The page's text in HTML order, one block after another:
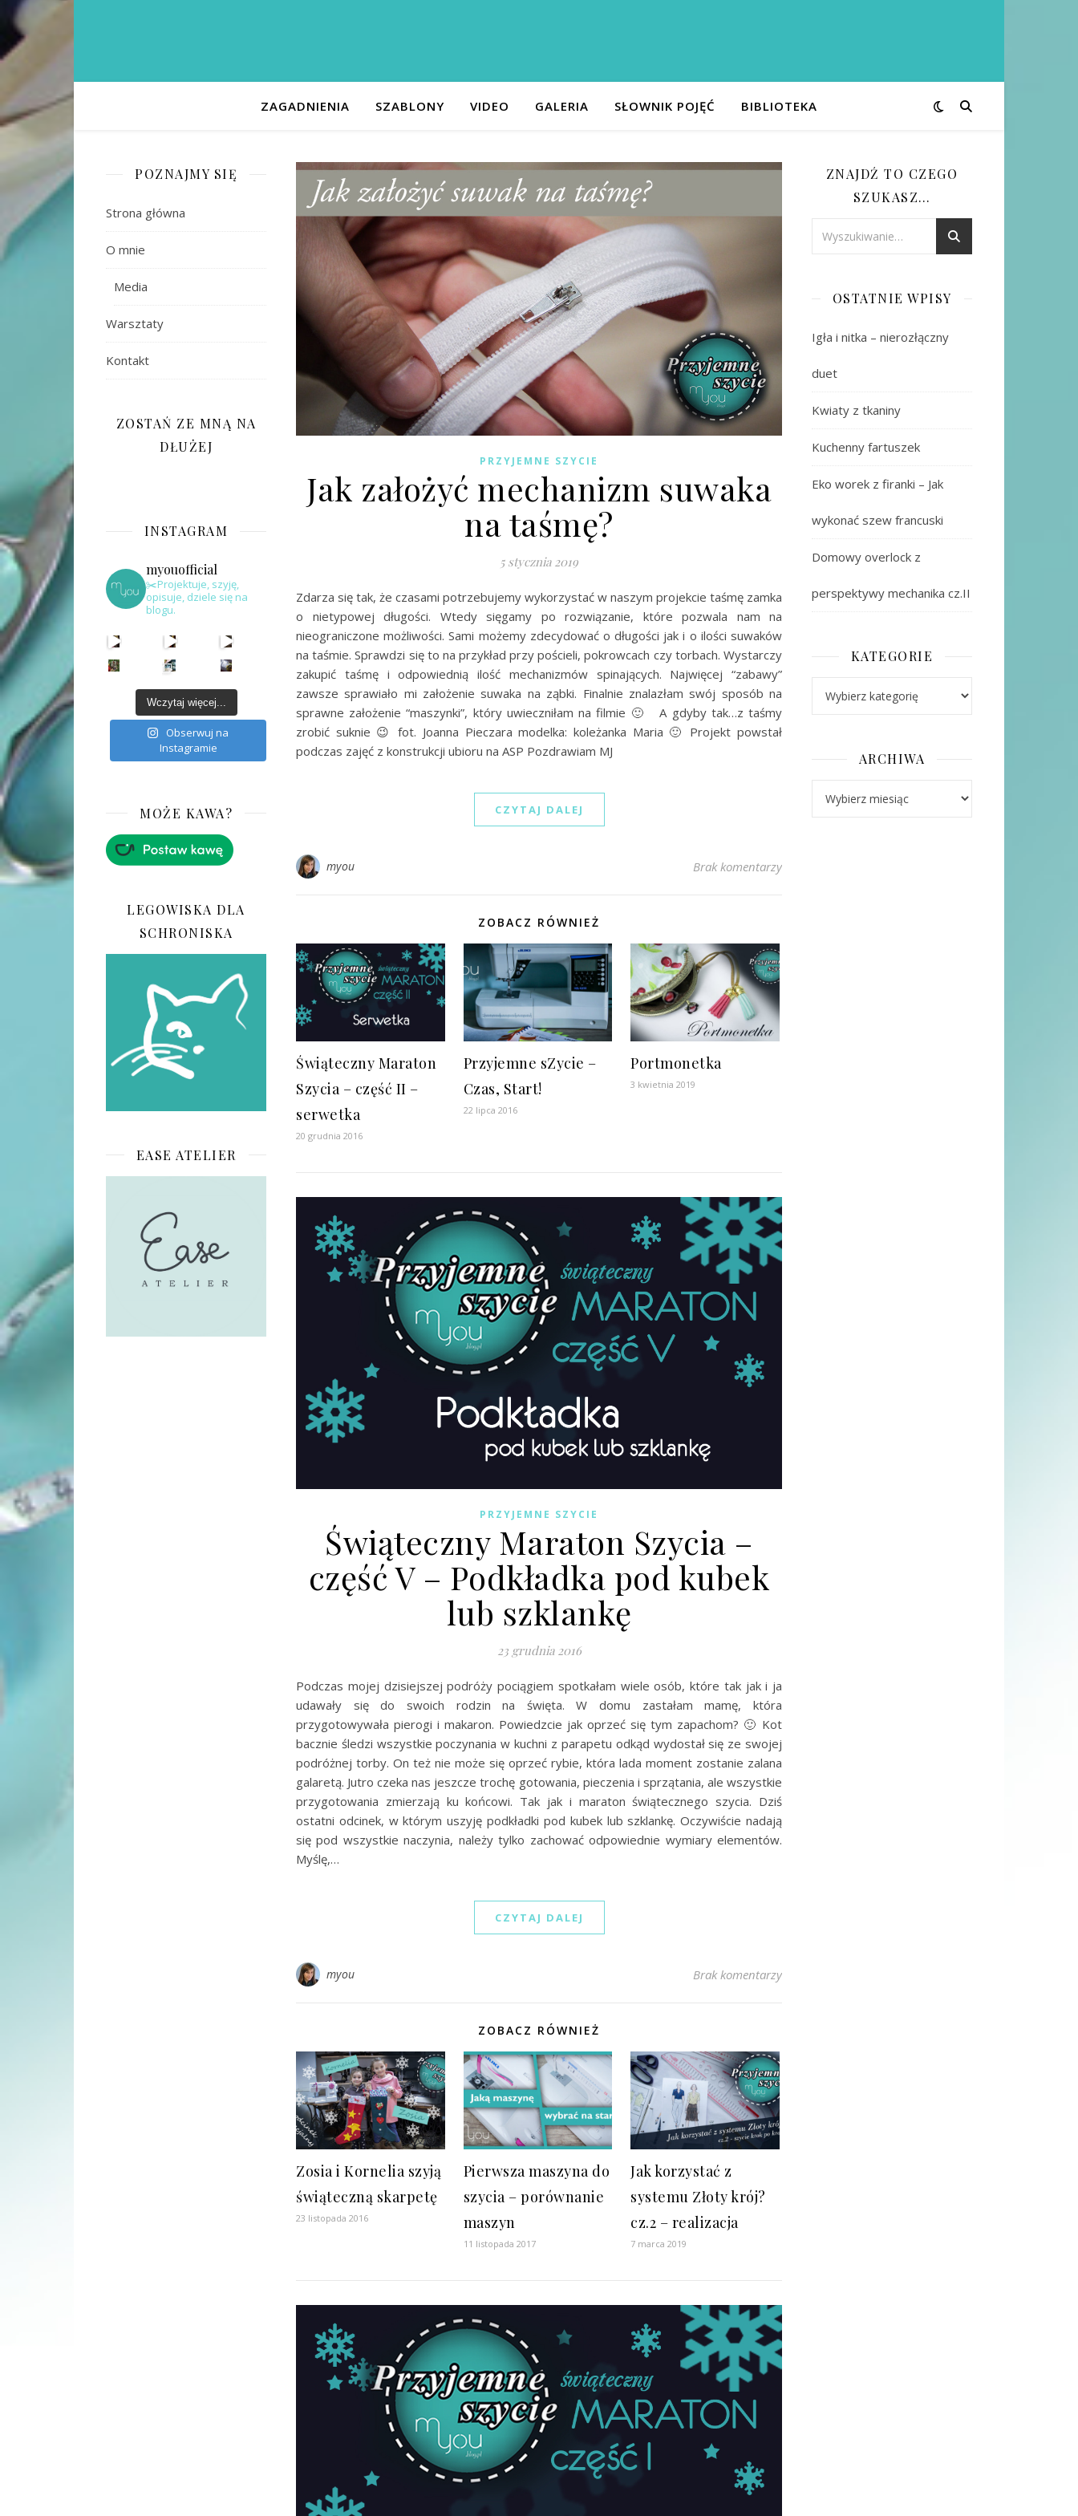
ZAGADNIENIA SZABLONY VIDEO GALERIA SŁOWNIK POJĘĆ BIBLIOTEKA
POZNAJMY SIĘ
Strona główna
O mnie
Media
Warsztaty
Kontakt
ZOSTAŃ ZE MNĄ NA
DŁUŻEJ
INSTAGRAM
myouofficial
✂️Projektuje, szyję,
opisuje, dziele się na
blogu.
Wczytaj więcej...
Obserwuj na
Instagramie
MOŻE KAWA?
LEGOWISKA DLA
SCHRONISKA
EASE ATELIER
PRZYJEMNE SZYCIE
Jak założyć mechanizm suwaka
na taśmę?
5 stycznia 2019
Zdarza się tak, że czasami potrzebujemy wykorzystać w naszym projekcie taśmę zamka
o nietypowej długości. Wtedy sięgamy po rozwiązanie, które pozwala nam na
nieograniczone możliwości. Sami możemy zdecydować o długości jak i o ilości suwaków
na taśmie. Sprawdzi się to na przykład przy pościeli, pokrowcach czy torbach. Wystarczy
zakupić taśmę i odpowiednią ilość mechanizmów spinających. Najwięcej “zabawy”
zawsze sprawiało mi założenie suwaka na ząbki. Finalnie znalazłam swój sposób na
sprawne założenie “maszynki”, który uwieczniłam na filmie 🙂 A gdyby tak…z taśmy
zrobić suknie 😉 fot. Joanna Pieczara modelka: koleżanka Maria 🙂 Projekt powstał
podczas zajęć z konstrukcji ubioru na ASP Pozdrawiam MJ
CZYTAJ DALEJ
myou Brak komentarzy
ZOBACZ RÓWNIEŻ
Świąteczny Maraton
Szycia – część II –
serwetka
20 grudnia 2016
Przyjemne sZycie –
Czas, Start!
22 lipca 2016
Portmonetka
3 kwietnia 2019
PRZYJEMNE SZYCIE
Świąteczny Maraton Szycia –
część V – Podkładka pod kubek
lub szklankę
23 grudnia 2016
Podczas mojej dzisiejszej podróży pociągiem spotkałam wiele osób, które tak jak i ja
udawały się do swoich rodzin na święta. W domu zastałam mamę, która
przygotowywała pierogi i makaron. Powiedzcie jak oprzeć się tym zapachom? 🙂 Kot
bacznie śledzi wszystkie poczynania w kuchni z parapetu odkąd wydostał się ze swojej
podróżnej torby. On też nie może się oprzeć rybie, która lada moment zostanie zalana
galaretą. Jutro czeka nas jeszcze trochę gotowania, pieczenia i sprzątania, ale wszystkie
przygotowania zmierzają ku końcowi. Tak jak i maraton świątecznego szycia. Dziś
ostatni odcinek, w którym uszyję podkładki pod kubek lub szklankę. Oczywiście nadają
się pod wszystkie naczynia, należy tylko zachować odpowiednie wymiary elementów.
Myślę,…
CZYTAJ DALEJ
myou Brak komentarzy
ZOBACZ RÓWNIEŻ
Zosia i Kornelia szyją
świąteczną skarpetę
23 listopada 2016
Pierwsza maszyna do
szycia – porównanie
maszyn
11 listopada 2017
Jak korzystać z
systemu Złoty krój?
cz.2 – realizacja
7 marca 2019
ZNAJDŹ TO CZEGO
SZUKASZ…
OSTATNIE WPISY
Igła i nitka – nierozłączny
duet
Kwiaty z tkaniny
Kuchenny fartuszek
Eko worek z firanki – Jak
wykonać szew francuski
Domowy overlock z
perspektywy mechanika cz.II
KATEGORIE
ARCHIWA